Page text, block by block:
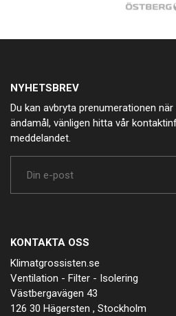
NYHETSBREV
Du kan avbryta prenumerationen
ändamål, vänligen hitta vår
meddelandet.
KONTAKTA OSS
Klimatgrossisten.se
Ventilation - Filter - Isolering
Västbergavägen 43
126 30 Hägersten , Stockholm